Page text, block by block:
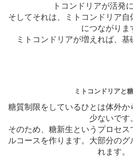
トコンドリアが活発
そしてそれは、ミトコンドリア自
につながりま
ミトコンドリアが増えれば、基
ミトコンドリアと
糖質制限をしているひとは体外
少ないです
そのため、糖新生というプロセ
ルコースを作ります。大部分の
れます。